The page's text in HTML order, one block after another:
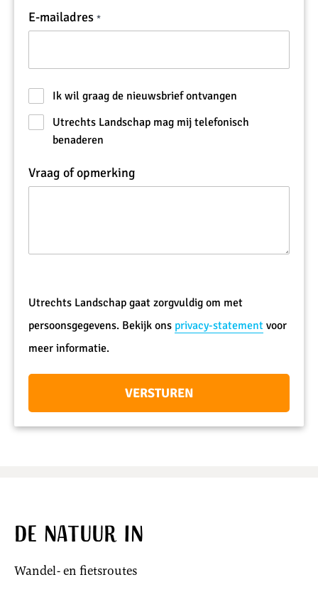
E-mailadres
Ik wil graag de nieuwsbrief ontvangen
Utrechts Landschap mag mij telefonisch
benaderen
Vraag of opmerking
doneren
via:
Utrechts Landschap gaat zorgvuldig om met
persoonsgegevens. Bekijk ons privacy-statement voor
meer informatie.
VERSTUREN
De natuur in
Wandel- en fietsroutes